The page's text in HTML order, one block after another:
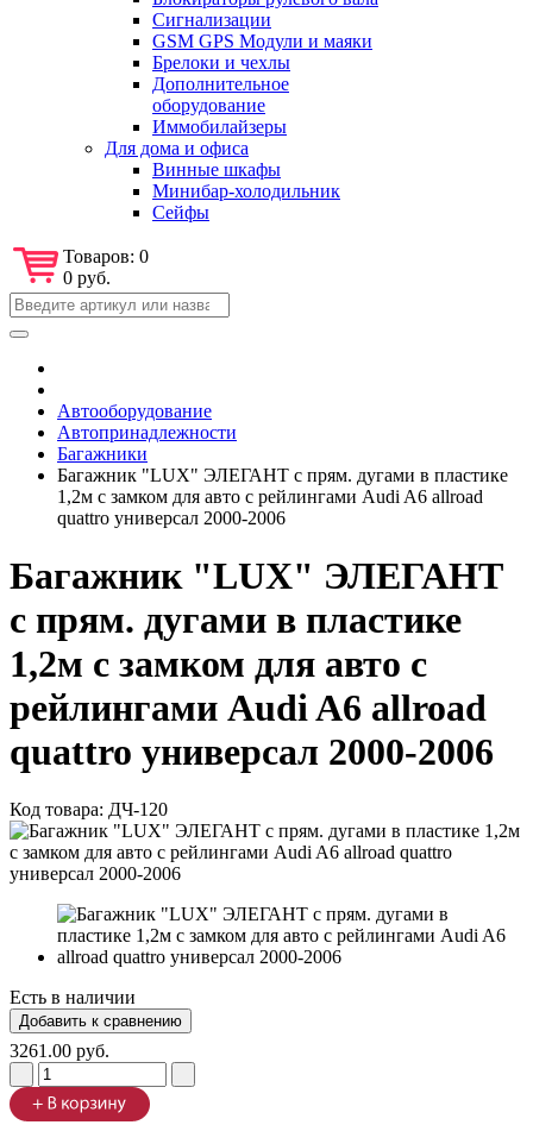
Сигнализации
GSM GPS Модули и маяки
Брелоки и чехлы
Дополнительное
оборудование
Иммобилайзеры
Для дома и офиса
Винные шкафы
Минибар-холодильник
Сейфы
Товаров: 0
0 руб.
Автооборудование
Автопринадлежности
Багажники
Багажник "LUX" ЭЛЕГАНТ с прям. дугами в пластике
1,2м с замком для авто с рейлингами Audi A6 allroad
quattro универсал 2000-2006
Багажник "LUX" ЭЛЕГАНТ
с прям. дугами в пластике
1,2м с замком для авто с
рейлингами Audi A6 allroad
quattro универсал 2000-2006
Код товара: ДЧ-120
Есть в наличии
3261.00 руб.